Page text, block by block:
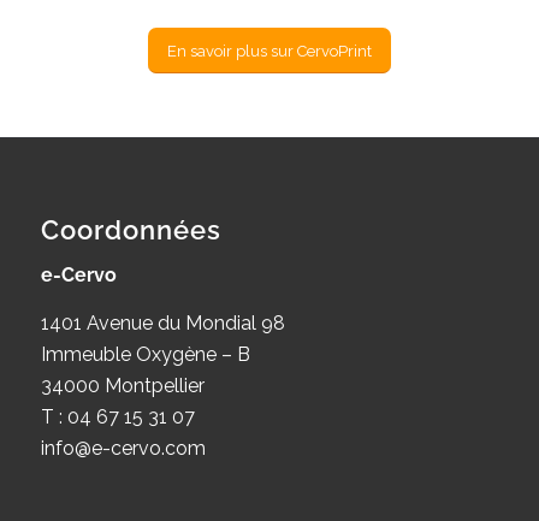
En savoir plus sur CervoPrint
Coordonnées
e-Cervo
1401 Avenue du Mondial 98
Immeuble Oxygène – B
34000 Montpellier
T : 04 67 15 31 07
info@e-cervo.com